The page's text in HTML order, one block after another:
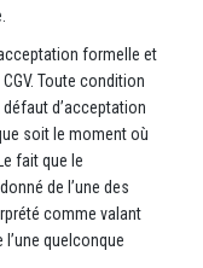
formelle et
Toute condition
d’acceptation
soit le moment où
fait que le
de l’une des
comme valant
quelconque